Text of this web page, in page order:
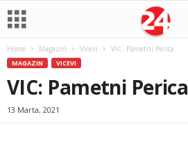
Home Magazin Vicevi VIC: Pametni Perica
MAGAZIN VICEVI
VIC: Pametni Perica
13 Marta, 2021